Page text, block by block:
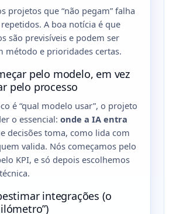
projetos que “não pegam” falha
A boa notícia é que
são previsíveis e podem ser
método e prioridades certas.
pelo modelo, em vez
pelo processo
é “qual modelo usar”, o projeto
o essencial: onde a IA entra
decisões toma, como lida com
valida. Nós começamos pelo
KPI, e só depois escolhemos
integrações (o